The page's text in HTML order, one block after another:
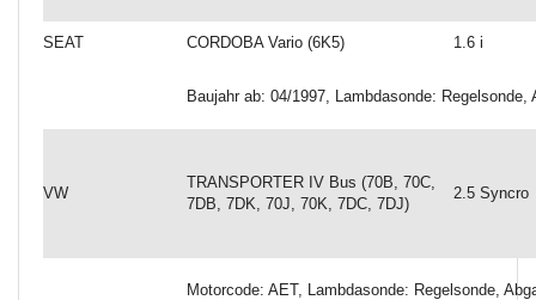
SEAT CORDOBA Vario (6K5) 1.6 i
Baujahr ab: 04/1997, Lambdasonde:
VW
TRANSPORTER IV Bus (70B, 70C,
7DB, 7DK, 70J, 70K, 7DC, 7DJ)
2.5 Syncro
Motorcode: AET, Lambdasonde: Regelsonde,